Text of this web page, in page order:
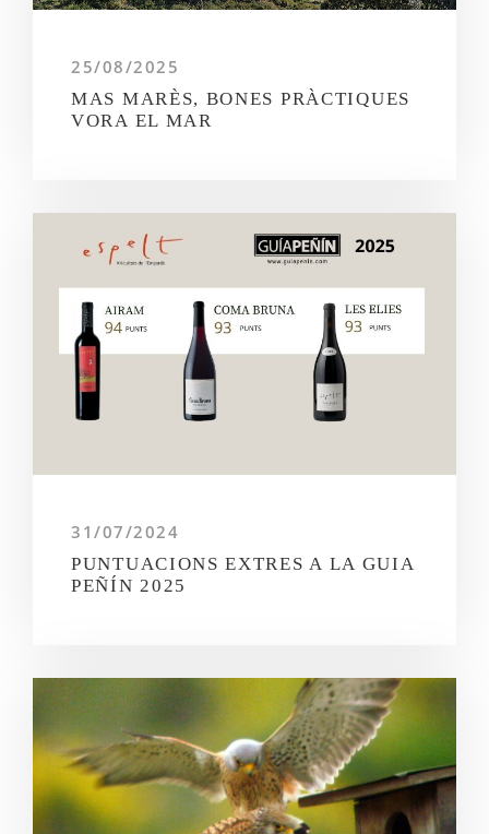
25/08/2025
MAS MARÈS, BONES PRÀCTIQUES
VORA EL MAR
31/07/2024
PUNTUACIONS EXTRES A LA GUIA
PEÑÍN 2025